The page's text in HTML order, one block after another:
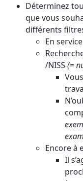
Déterminez
que vous
différents
En service
/NISS (=
Encore à
Il